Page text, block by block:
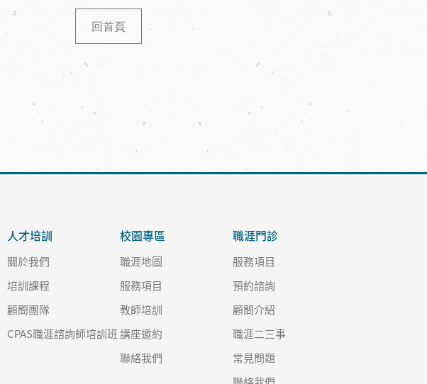
回首頁
人才培訓
關於我們
培訓課程
顧問團隊
CPAS職涯諮詢師培訓班
校園專區
職涯地圖
服務項目
教師培訓
講座邀約
聯絡我們
職涯門診
服務項目
預約諮詢
顧問介紹
職涯二三事
常見問題